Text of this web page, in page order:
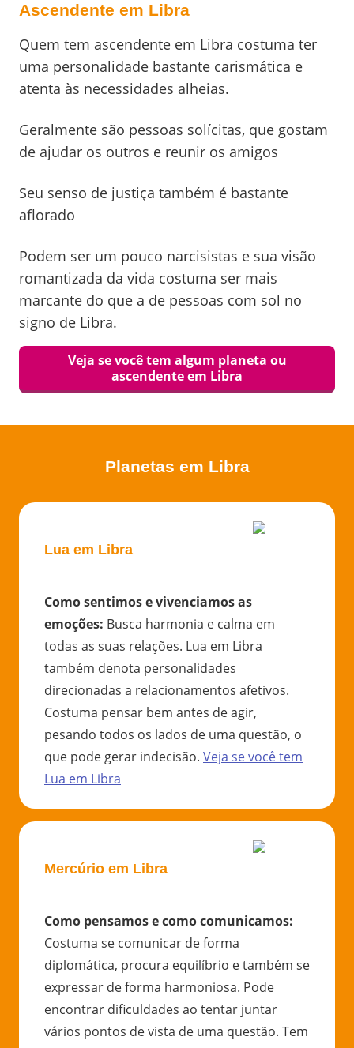
Ascendente em Libra
Quem tem ascendente em Libra costuma ter
uma personalidade bastante carismática e
atenta às necessidades alheias.
Geralmente são pessoas solícitas, que gostam
de ajudar os outros e reunir os amigos
Seu senso de justiça também é bastante
aflorado
Podem ser um pouco narcisistas e sua visão
romantizada da vida costuma ser mais
marcante do que a de pessoas com sol no
signo de Libra.
Veja se você tem algum planeta ou
ascendente em Libra
Planetas em Libra
Lua em Libra
Como sentimos e vivenciamos as
emoções: Busca harmonia e calma em
todas as suas relações. Lua em Libra
também denota personalidades
direcionadas a relacionamentos afetivos.
Costuma pensar bem antes de agir,
pesando todos os lados de uma questão, o
que pode gerar indecisão. Veja se você tem
Lua em Libra
Mercúrio em Libra
Como pensamos e como comunicamos:
Costuma se comunicar de forma
diplomática, procura equilíbrio e também se
expressar de forma harmoniosa. Pode
encontrar dificuldades ao tentar juntar
vários pontos de vista de uma questão. Tem